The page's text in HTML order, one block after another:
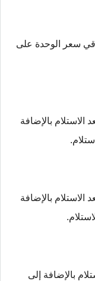
باقي سعر الوحدة على
بعد الاستلام بالإضافة
بعد الاستلام بالإضافة
الاستلام بالإضافة إلى